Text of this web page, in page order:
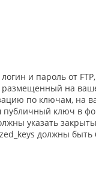
и пароль от
размещенный на
по ключам, на
ключ в
указать
должны